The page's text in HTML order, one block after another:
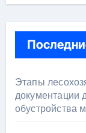
Этапы
документации
обустройства